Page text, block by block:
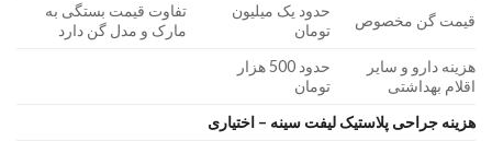
قیمت گن مخصوص
حدود یک میلیون
تومان
تفاوت قیمت بستگی به
مارک و مدل گن دارد
هزینه دارو و سایر
اقلام بهداشتی
حدود 500 هزار
تومان
هزینه جراحی پلاستیک لیفت سینه – اختیاری